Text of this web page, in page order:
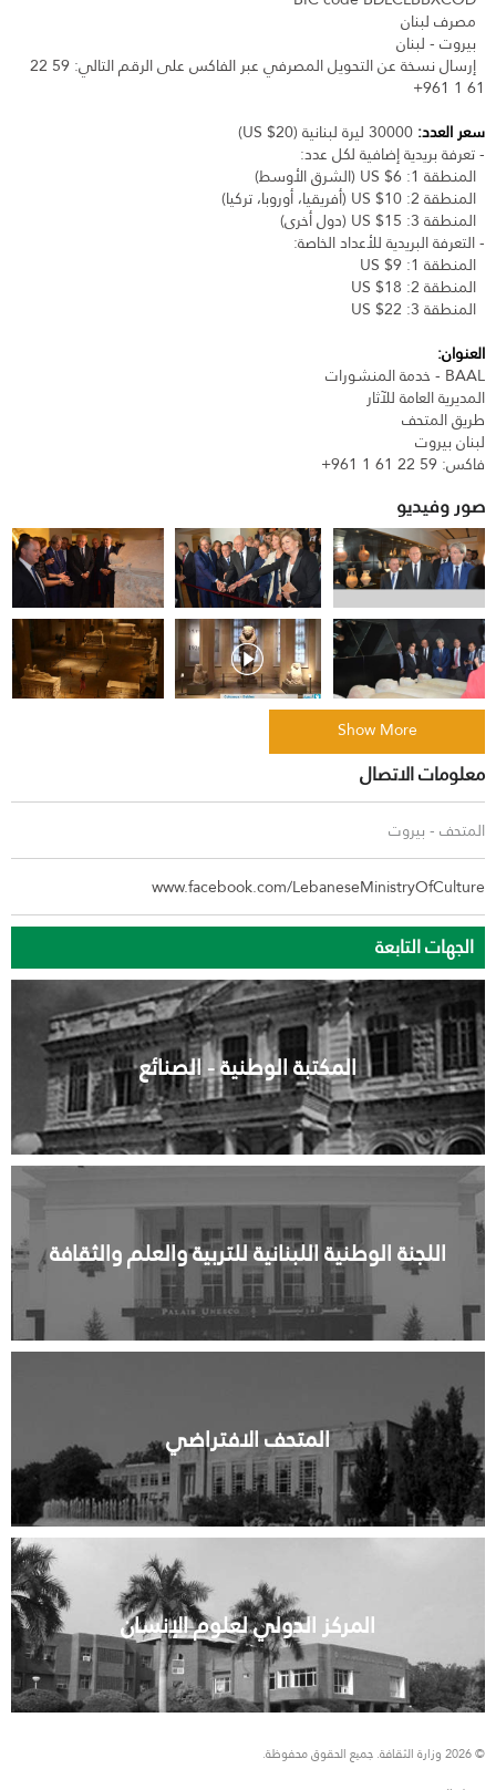
مصرف لبنان
بيروت - لبنان
إرسال نسخة عن التحويل المصرفي عبر الفاكس على الرقم التالي: 59 22
61 1 961+
سعر العدد:
- تعرفة بريدية إضافية لكل عدد:
المنطقة 1: 6$ US (الشرق الأوسط)
المنطقة 2: 10$ US (أفريقيا، أوروبا، تركيا)
المنطقة 3: 15$ US (دول أخرى)
- التعرفة البريدية للأعداد الخاصة:
المنطقة 1: 9$ US
المنطقة 2: 18$ US
المنطقة 3: 22$ US
العنوان:
BAAL - خدمة المنشورات
المديرية العامة للآثار
طريق المتحف
لبنان بيروت
فاكس: 59 22 61 1 961+
صور وفيديو
Show More
معلومات الاتصال
المتحف-بيروت
www.facebook.com/LebaneseMinistryOfCulture
الجهات التابعة
المكتبة الوطنية - الصنائع
اللجنة الوطنية اللبنانية للتربية والعلم والثقافة
المتحف الافتراضي
المركز الدولي لعلوم الإنسان
© 2026 وزارة الثقافة. جميع الحقوق محفوظة.